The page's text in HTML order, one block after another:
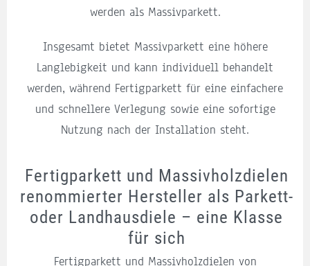
werden als Massivparkett.
Insgesamt bietet Massivparkett eine höhere
Langlebigkeit und kann individuell behandelt
werden, während Fertigparkett für eine einfachere
und schnellere Verlegung sowie eine sofortige
Nutzung nach der Installation steht.
Fertigparkett und Massivholzdielen
renommierter Hersteller als Parkett-
oder Landhausdiele – eine Klasse
für sich
Fertigparkett und Massivholzdielen von